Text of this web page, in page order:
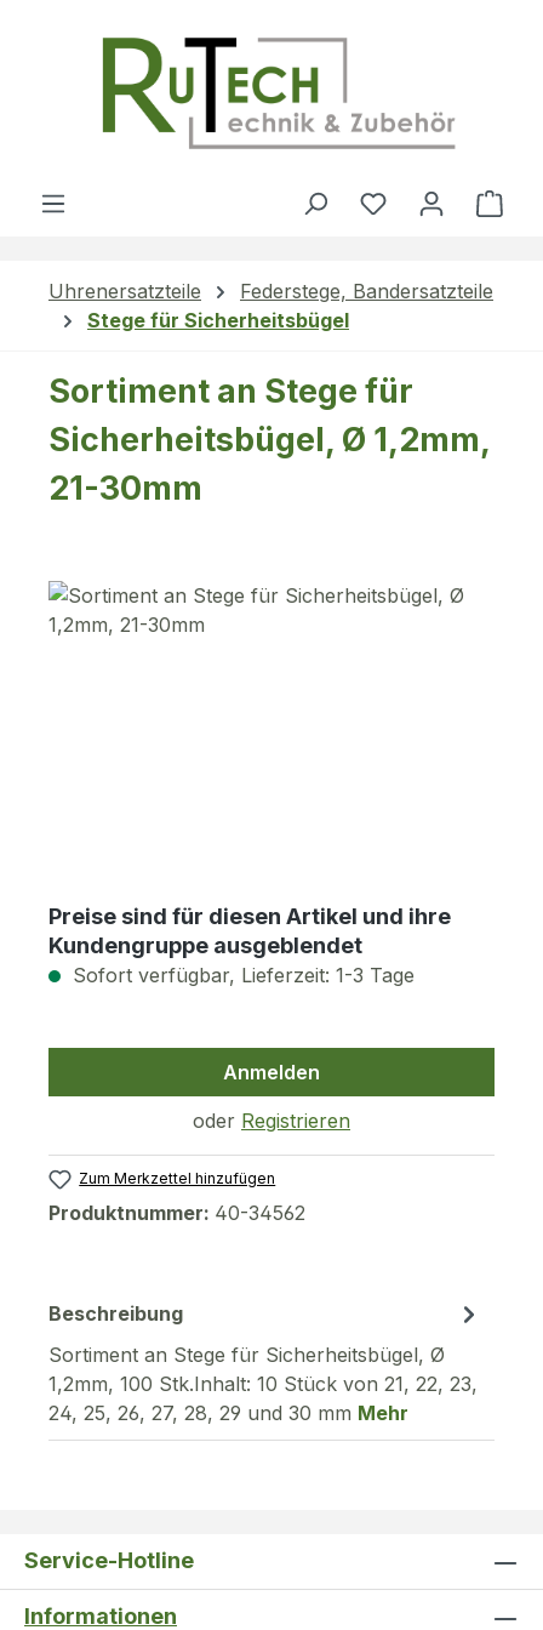
Du hast 0
Uhrenersatzteile
Federstege, Bandersatzteile
Stege für Sicherheitsbügel
Sortiment an Stege für
Sicherheitsbügel, Ø 1,2mm,
21-30mm
Bildergalerie überspringen
Preise sind für diesen Artikel und ihre
Kundengruppe ausgeblendet
Sofort verfügbar, Lieferzeit: 1-3 Tage
Anmelden
oder Registrieren
Zum Merkzettel hinzufügen
Produktnummer: 40-34562
Beschreibung
Sortiment an Stege für Sicherheitsbügel, Ø
1,2mm, 100 Stk.Inhalt: 10 Stück von 21, 22, 23,
24, 25, 26, 27, 28, 29 und 30 mm Mehr
Service-Hotline
Informationen